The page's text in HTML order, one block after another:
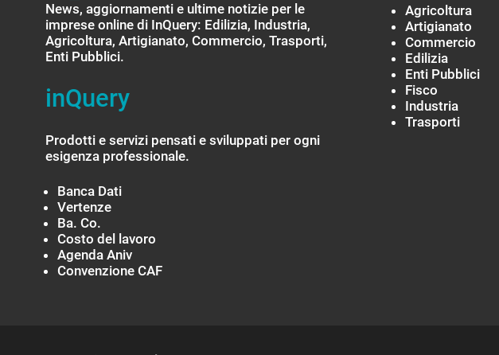
News, aggiornamenti e ultime notizie per le
imprese online di InQuery: Edilizia, Industria,
Agricoltura, Artigianato, Commercio, Trasporti,
Enti Pubblici.
inQuery
Prodotti e servizi pensati e sviluppati per ogni
esigenza professionale.
Banca Dati
Vertenze
Ba. Co.
Costo del lavoro
Agenda Aniv
Convenzione CAF
Agricoltura
Artigianato
Commercio
Edilizia
Enti Pubblici
Fisco
Industria
Trasporti